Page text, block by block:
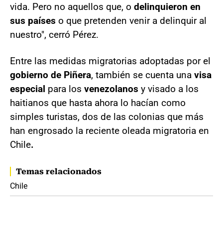
vida. Pero no aquellos que, o delinquieron en
sus países o que pretenden venir a delinquir al
nuestro", cerró Pérez.
Entre las medidas migratorias adoptadas por el
gobierno de Piñera, también se cuenta una visa
especial para los venezolanos y visado a los
haitianos que hasta ahora lo hacían como
simples turistas, dos de las colonias que más
han engrosado la reciente oleada migratoria en
Chile.
Temas relacionados
Chile